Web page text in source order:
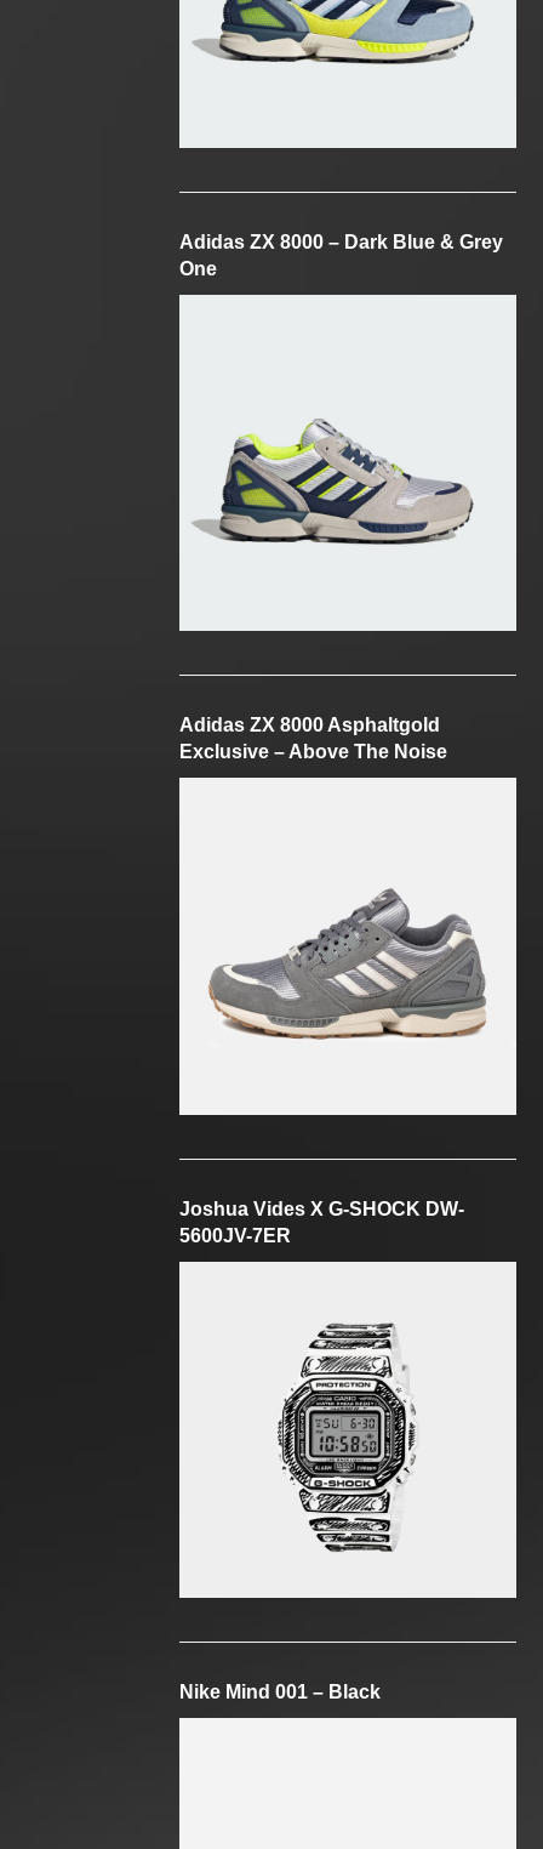
Adidas ZX 8000 – Dark Blue & Grey
One
Adidas ZX 8000 Asphaltgold
Exclusive – Above The Noise
Joshua Vides X G-SHOCK DW-
5600JV-7ER
Nike Mind 001 – Black